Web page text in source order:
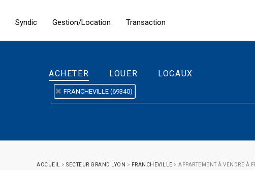
Syndic Gestion/Location Transaction
ACHETER LOUER LOCAUX
FRANCHEVILLE (69340)
ACCUEIL > SECTEUR GRAND LYON > FRANCHEVILLE > APPARTEMENT À VENDRE À